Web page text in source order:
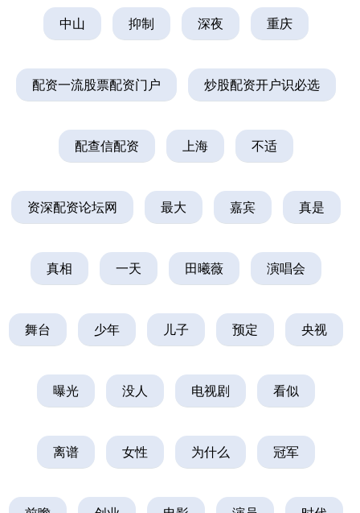
中山 抑制 深夜 重庆
配资一流股票配资门户 炒股配资开户识必选
配查信配资 上海 不适
资深配资论坛网 最大 嘉宾 真是
真相 一天 田曦薇 演唱会
舞台 少年 儿子 预定 央视
曝光 没人 电视剧 看似
离谱 女性 为什么 冠军